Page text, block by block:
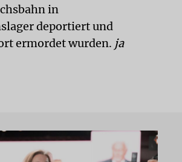
in
deportiert und
ermordet wurden. ja